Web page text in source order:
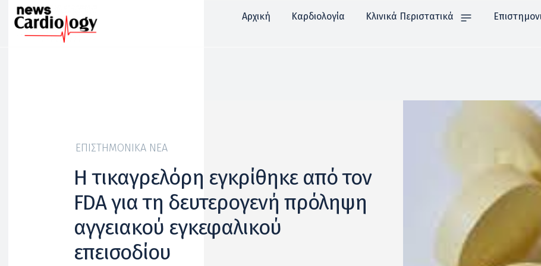
Αρχική Καρδιολογία Κλινικά Περιστατικά
ΕΠΙΣΤΗΜΟΝΙΚΆ ΝΈΑ
H τικαγρελόρη εγκρίθηκε από τον
FDA για τη δευτερογενή πρόληψη
αγγειακού εγκεφαλικού
επεισοδίου